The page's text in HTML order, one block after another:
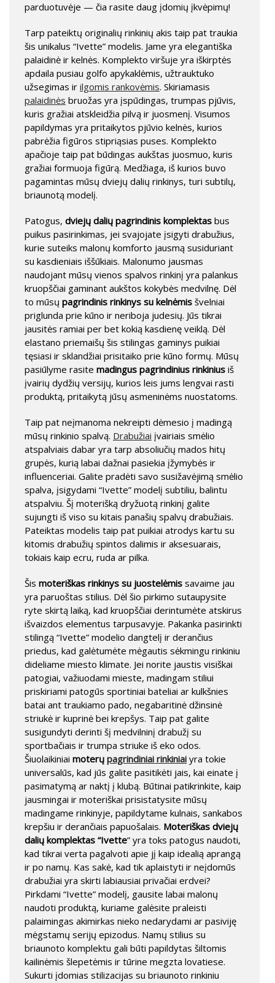
parduotuvėje — čia rasite daug įdomių įkvėpimų!
Tarp pateiktų originalių rinkinių akis taip pat traukia
šis unikalus “Ivette” modelis. Jame yra elegantiška
palaidinė ir kelnės. Komplekto viršuje yra iškirptės
apdaila pusiau golfo apykaklėmis, užtrauktuko
užsegimas ir ilgomis rankovėmis. Skiriamasis
palaidinės bruožas yra įspūdingas, trumpas pjūvis,
kuris gražiai atskleidžia pilvą ir juosmenį. Visumos
papildymas yra pritaikytos pjūvio kelnės, kurios
pabrėžia figūros stipriąsias puses. Komplekto
apačioje taip pat būdingas aukštas juosmuo, kuris
gražiai formuoja figūrą. Medžiaga, iš kurios buvo
pagamintas mūsų dviejų dalių rinkinys, turi subtilų,
briaunotą modelį.
Patogus, dviejų dalių pagrindinis komplektas bus
puikus pasirinkimas, jei svajojate įsigyti drabužius,
kurie suteiks malonų komforto jausmą susiduriant
su kasdieniais iššūkiais. Malonumo jausmas
naudojant mūsų vienos spalvos rinkinį yra palankus
kruopščiai gaminant aukštos kokybės medvilnę. Dėl
to mūsų pagrindinis rinkinys su kelnėmis švelniai
priglunda prie kūno ir neriboja judesių. Jūs tikrai
jausitės ramiai per bet kokią kasdienę veiklą. Dėl
elastano priemaišų šis stilingas gaminys puikiai
tęsiasi ir sklandžiai prisitaiko prie kūno formų. Mūsų
pasiūlyme rasite madingus pagrindinius rinkinius iš
įvairių dydžių versijų, kurios leis jums lengvai rasti
produktą, pritaikytą jūsų asmeninėms nuostatoms.
Taip pat neįmanoma nekreipti dėmesio į madingą
mūsų rinkinio spalvą. Drabužiai įvairiais smėlio
atspalviais dabar yra tarp absoliučių mados hitų
grupės, kurią labai dažnai pasiekia įžymybės ir
influenceriai. Galite pradėti savo susižavėjimą smėlio
spalva, įsigydami “Ivette” modelį subtiliu, balintu
atspalviu. Šį moterišką dryžuotą rinkinį galite
sujungti iš viso su kitais panašių spalvų drabužiais.
Pateiktas modelis taip pat puikiai atrodys kartu su
kitomis drabužių spintos dalimis ir aksesuarais,
tokiais kaip ecru, ruda ar pilka.
Šis moteriškas rinkinys su juostelėmis savaime jau
yra paruoštas stilius. Dėl šio pirkimo sutaupysite
ryte skirtą laiką, kad kruopščiai derintumėte atskirus
išvaizdos elementus tarpusavyje. Pakanka pasirinkti
stilingą “Ivette” modelio dangtelį ir derančius
priedus, kad galėtumėte mėgautis sėkmingu rinkiniu
dideliame miesto klimate. Jei norite jaustis visiškai
patogiai, važiuodami mieste, madingam stiliui
priskiriami patogūs sportiniai bateliai ar kulkšnies
batai ant traukiamo pado, negabaritinė džinsinė
striukė ir kuprinė bei krepšys. Taip pat galite
susigundyti derinti šį medvilninį drabužį su
sportbačiais ir trumpa striuke iš eko odos.
Šiuolaikiniai moterų pagrindiniai rinkiniai yra tokie
universalūs, kad jūs galite pasitikėti jais, kai einate į
pasimatymą ar naktį į klubą. Būtinai patikrinkite, kaip
jausmingai ir moteriškai prisistatysite mūsų
madingame rinkinyje, papildytame kulnais, sankabos
krepšiu ir derančiais papuošalais. Moteriškas dviejų
dalių komplektas “Ivette” yra toks patogus naudoti,
kad tikrai verta pagalvoti apie jį kaip idealią aprangą
ir po namų. Kas sakė, kad tik aplaistyti ir neįdomūs
drabužiai yra skirti labiausiai privačiai erdvei?
Pirkdami “Ivette” modelį, gausite labai malonų
naudoti produktą, kuriame galėsite praleisti
palaimingas akimirkas nieko nedarydami ar pasiviję
mėgstamų serijų epizodus. Namų stilius su
briaunoto komplektu gali būti papildytas šiltomis
kailinėmis šlepetėmis ir tūrine megzta lovatiese.
Sukurti įdomias stilizacijas su briaunoto rinkiniu